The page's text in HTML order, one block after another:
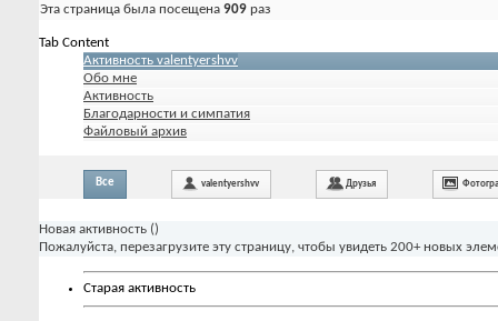
Эта страница была посещена 909 раз
Tab Content
Активность valentyershvv
Обо мне
Активность
Благодарности и симпатия
Файловый архив
Все valentyershvv Друзья
Новая активность ()
Пожалуйста, перезагрузите эту страницу, чтобы увидеть 200+ новых
Старая активность